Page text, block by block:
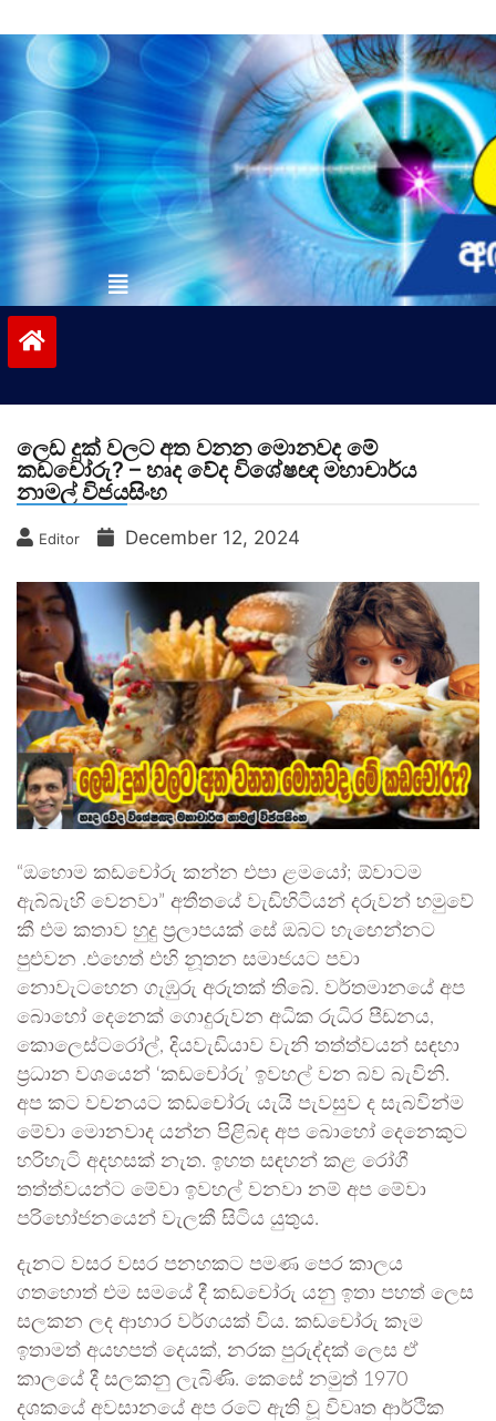
to
contentvinivida.lk
ලෙඩ දුක් වලට අත වනන මොනවද මේ
කඩචෝරු? – හෘද වේද විශේෂඥ මහාචාර්ය
නාමල් විජයසිංහ
Editor December 12, 2024
“ඔහොම කඩචෝරු කන්න එපා ළමයෝ; ඕවාටම
ඇබ්බැහි වෙනවා” අතීතයේ වැඩිහිටියන් දරුවන් හමුවේ
කී එම කතාව හුදු ප්‍රලාපයක් සේ ඔබට හැඟෙන්නට
පුළුවන .එහෙත් එහි නූතන සමාජයට පවා
නොවැටහෙන ගැඹුරු අරුතක් තිබේ. වර්තමානයේ අප
බොහෝ දෙනෙක් ගොදුරුවන අධික රුධිර පීඩනය,
කොලෙස්ටරෝල්, දියවැඩියාව වැනි තත්ත්වයන් සඳහා
ප්‍රධාන වශයෙන් ‘කඩචෝරු’ ඉවහල් වන බව බැවිනි.
අප කට වචනයට කඩචෝරු යැයි පැවසුව ද සැබවින්ම
මේවා මොනවාද යන්න පිළිබඳ අප බොහෝ දෙනෙකුට
හරිහැටි අදහසක් නැත. ඉහත සඳහන් කළ රෝගී
තත්ත්වයන්ට මේවා ඉවහල් වනවා නම් අප මේවා
පරිභෝජනයෙන් වැලකී සිටිය යුතුය.
දැනට වසර වසර පනහකට පමණ පෙර කාලය
ගතහොත් එම සමයේ දී කඩචෝරු යනු ඉතා පහත් ලෙස
සලකන ලද ආහාර වර්ගයක් විය. කඩචෝරු කෑම
ඉතාමත් අයහපත් දෙයක්, නරක පුරුද්දක් ලෙස ඒ
කාලයේ දී සලකනු ලැබිණි. කෙසේ නමුත් 1970
දශකයේ අවසානයේ අප රටේ ඇති වූ විවෘත ආර්ථික